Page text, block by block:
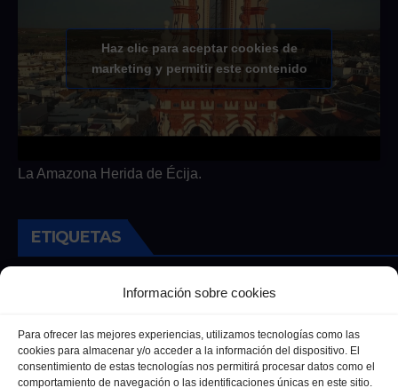
Información sobre cookies
Para ofrecer las mejores experiencias, utilizamos tecnologías como las
cookies para almacenar y/o acceder a la información del dispositivo. El
consentimiento de estas tecnologías nos permitirá procesar datos como el
comportamiento de navegación o las identificaciones únicas en este sitio.
Haz clic para aceptar cookies de
marketing y permitir este contenido
La Amazona Herida de Écija.
ETIQUETAS
Andalucía Cultura Deportes